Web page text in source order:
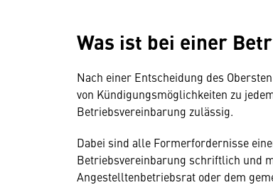
Was ist bei einer
Nach einer Entscheidung des
von Kündigungsmöglichkeiten zu
Betriebsvereinbarung zulässig.
Dabei sind alle Formerfordernisse
Betriebsvereinbarung schriftlich und
Angestelltenbetriebsrat oder dem